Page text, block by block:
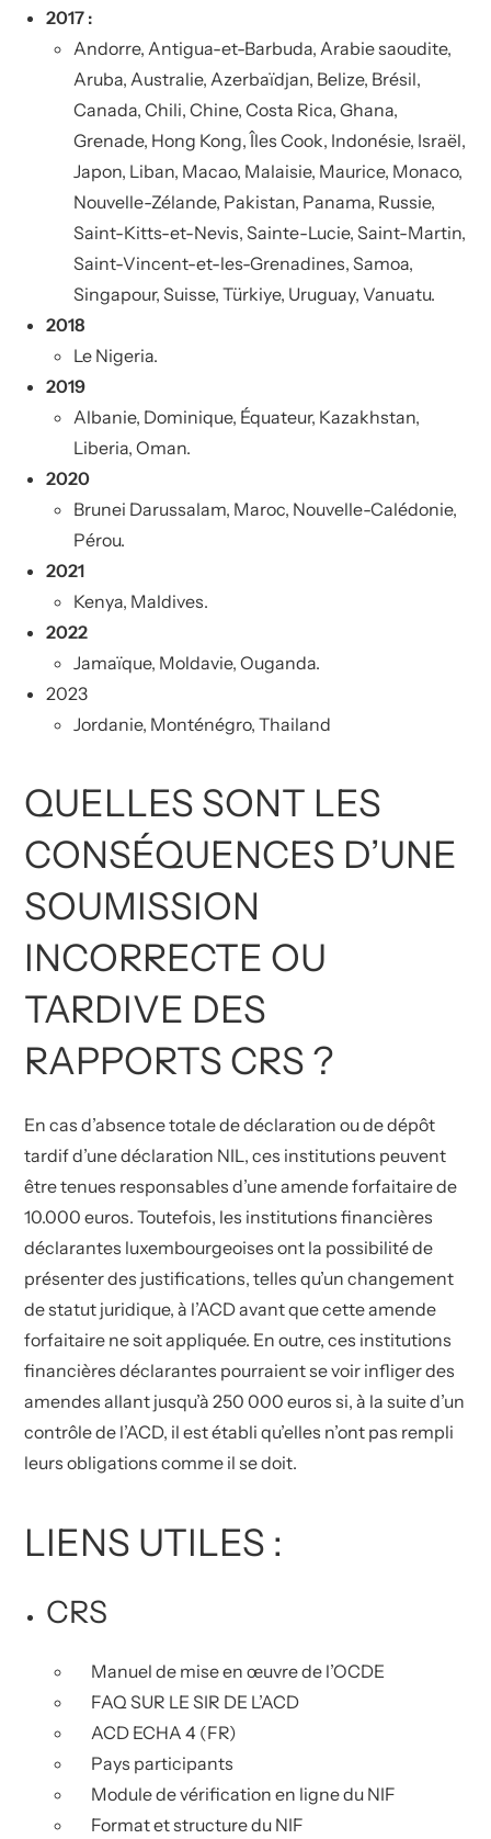
2017 :
Andorre, Antigua-et-Barbuda, Arabie saoudite,
Aruba, Australie, Azerbaïdjan, Belize, Brésil,
Canada, Chili, Chine, Costa Rica, Ghana,
Grenade, Hong Kong, Îles Cook, Indonésie, Israël,
Japon, Liban, Macao, Malaisie, Maurice, Monaco,
Nouvelle-Zélande, Pakistan, Panama, Russie,
Saint-Kitts-et-Nevis, Sainte-Lucie, Saint-Martin,
Saint-Vincent-et-les-Grenadines, Samoa,
Singapour, Suisse, Türkiye, Uruguay, Vanuatu.
2018
Le Nigeria.
2019
Albanie, Dominique, Équateur, Kazakhstan,
Liberia, Oman.
2020
Brunei Darussalam, Maroc, Nouvelle-Calédonie,
Pérou.
2021
Kenya, Maldives.
2022
Jamaïque, Moldavie, Ouganda.
2023
Jordanie, Monténégro, Thailand
QUELLES SONT LES
CONSÉQUENCES D’UNE
SOUMISSION
INCORRECTE OU
TARDIVE DES
RAPPORTS CRS ?
En cas d’absence totale de déclaration ou de dépôt
tardif d’une déclaration NIL, ces institutions peuvent
être tenues responsables d’une amende forfaitaire de
10.000 euros. Toutefois, les institutions financières
déclarantes luxembourgeoises ont la possibilité de
présenter des justifications, telles qu’un changement
de statut juridique, à l’ACD avant que cette amende
forfaitaire ne soit appliquée. En outre, ces institutions
financières déclarantes pourraient se voir infliger des
amendes allant jusqu’à 250 000 euros si, à la suite d’un
contrôle de l’ACD, il est établi qu’elles n’ont pas rempli
leurs obligations comme il se doit.
LIENS UTILES :
CRS
Manuel de mise en œuvre de l’OCDE
FAQ SUR LE SIR DE L’ACD
ACD ECHA 4 (FR)
Pays participants
Module de vérification en ligne du NIF
Format et structure du NIF